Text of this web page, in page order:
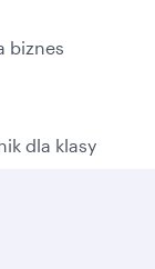
biznes
dla klasy